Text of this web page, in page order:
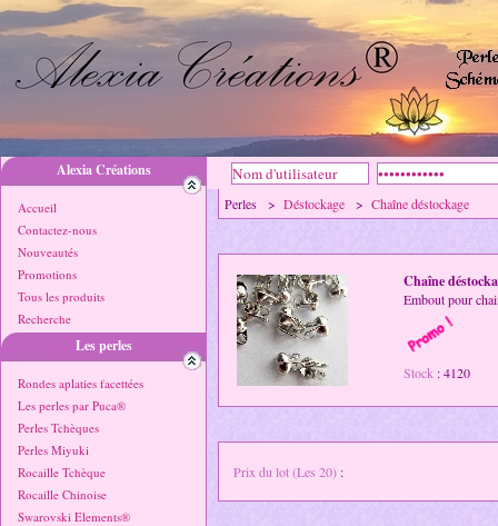
Alexia Créations
Accueil
Contactez-nous
Nouveautés
Promotions
Tous les produits
Recherche
Les perles
Rondes aplaties facettées
Les perles par Puca®
Perles Tchèques
Perles Miyuki
Rocaille Tchèque
Rocaille Chinoise
Swarovski Elements®
Perles > Déstockage > Chaîne déstockage
Chaîne
Embout pour
Stock : 4120
Prix du lot (Les 20) :